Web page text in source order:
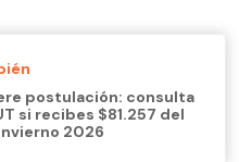
postulación: consulta
si recibes $81.257 del
2026